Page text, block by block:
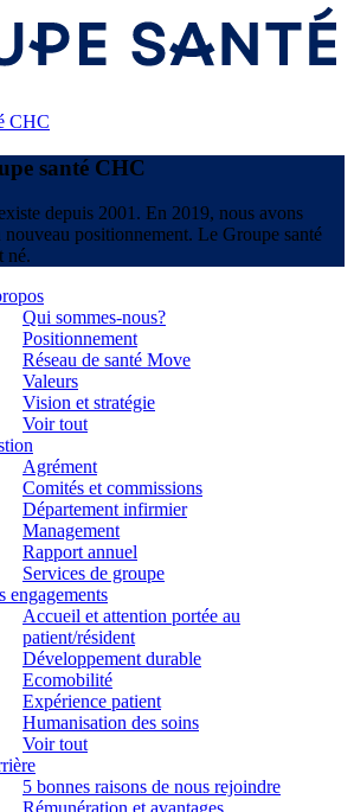
CHC
santé CHC
depuis 2001. En 2019, nous avons
nouveau positionnement. Le Groupe santé
né.
Qui sommes-nous?
Positionnement
Réseau de santé Move
Valeurs
Vision et stratégie
Voir tout
Agrément
Comités et commissions
Département infirmier
Management
Rapport annuel
Services de groupe
engagements
Accueil et attention portée au
patient/résident
Développement durable
Ecomobilité
Expérience patient
Humanisation des soins
Voir tout
5 bonnes raisons de nous rejoindre